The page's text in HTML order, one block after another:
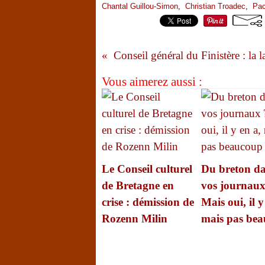
Chantal Guillou-Simon, Christian Troadec,
Vous aimerez aussi :
Le Conseil culturel
de Bretagne en
crise : démission de
Rozenn Milin
Du breton
vos
Mais oui, il y
mais pas